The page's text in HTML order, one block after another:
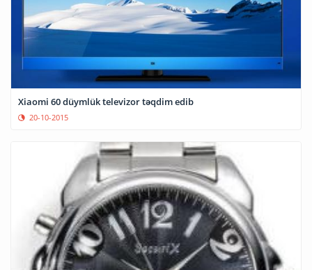
Xiaomi 60 düymlük televizor təqdim edib
20-10-2015